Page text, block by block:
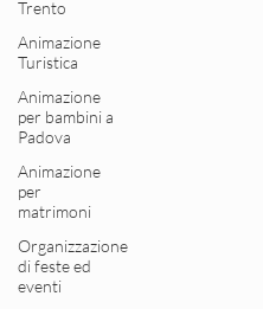
Trento
Animazione
Turistica
Animazione
per bambini a
Padova
Animazione
per
matrimoni
Organizzazione
di feste ed
eventi